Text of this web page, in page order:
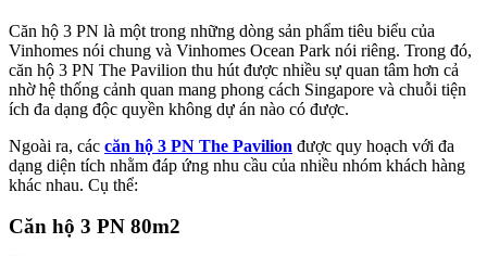
Căn hộ 3 PN là một trong những dòng sản phẩm tiêu biểu của
Vinhomes nói chung và Vinhomes Ocean Park nói riêng. Trong đó,
căn hộ 3 PN The Pavilion thu hút được nhiều sự quan tâm hơn cả
nhờ hệ thống cảnh quan mang phong cách Singapore và chuỗi tiện
ích đa dạng độc quyền không dự án nào có được.
Ngoài ra, các căn hộ 3 PN The Pavilion được quy hoạch với đa
dạng diện tích nhằm đáp ứng nhu cầu của nhiều nhóm khách hàng
khác nhau. Cụ thể:
Căn hộ 3 PN 80m2